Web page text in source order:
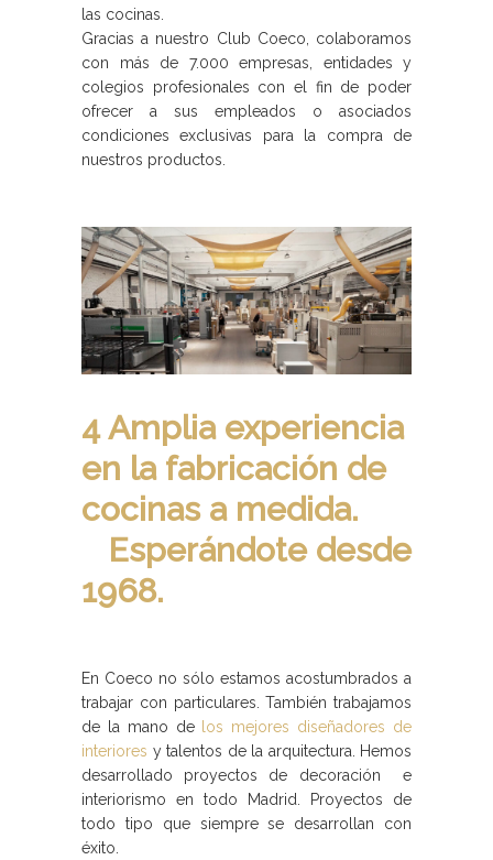
las cocinas.
Gracias a nuestro Club Coeco, colaboramos
con más de 7.000 empresas, entidades y
colegios profesionales con el fin de poder
ofrecer a sus empleados o asociados
condiciones exclusivas para la compra de
nuestros productos.
4 Amplia experiencia
en la fabricación de
cocinas a medida.
Esperándote desde
1968.
En Coeco no sólo estamos acostumbrados a
trabajar con particulares. También trabajamos
de la mano de
los mejores diseñadores de
interiores y talentos de la arquitectura. Hemos
desarrollado proyectos de decoración e
interiorismo en todo Madrid. Proyectos de
todo tipo que siempre se desarrollan con
éxito.